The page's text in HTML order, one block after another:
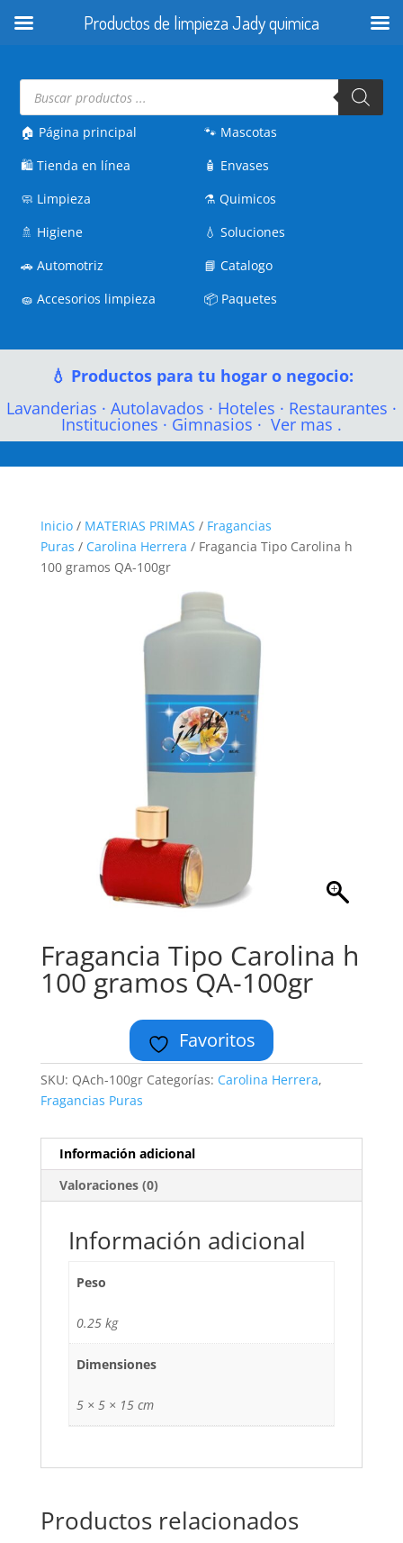
Búsqueda
productos
🏠 Página principal
🛍️Tienda en línea
🧼 Limpieza
🚿 Higiene
🚗Automotriz
🧽Accesorios limpieza
🐾 Mascotas
🧴 Envases
⚗️Quimicos
💧Soluciones
📘Catalogo
📦 Paquetes
💧 Productos para tu hogar o negocio:
Lavanderias · Autolavados · Hoteles · Restaurantes ·
Instituciones · Gimnasios · Ver mas .
Inicio/ MATERIAS PRIMAS / Fragancias
Puras / Carolina Herrera / Fragancia Tipo Carolina h
100 gramos QA-100gr
Fragancia Tipo Carolina h
100 gramos QA-100gr
Favoritos
SKU: QAch-100gr Categorías: Carolina Herrera,
Fragancias Puras
Información adicional
Valoraciones (0)
Información adicional
Peso
0.25 kg
Dimensiones
5 × 5 × 15 cm
Productos relacionados
Productos de limpieza Jady quimica